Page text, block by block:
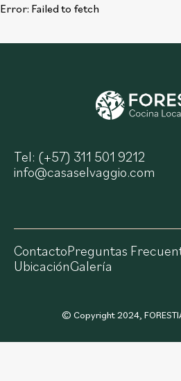
Error: Failed to fetch
Tel: (+57) 311 501 9212
info@casaselvaggio.com
ContactoPreguntas
UbicaciónGalería
© Copyright 2024,